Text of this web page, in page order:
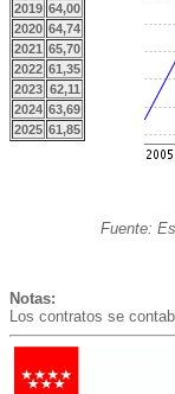
2019 64,00
2020 64,74
2021 65,70
2022 61,35
2023 62,11
2024 63,69
2025 61,85
Fuente:
Notas:
Los contratos se